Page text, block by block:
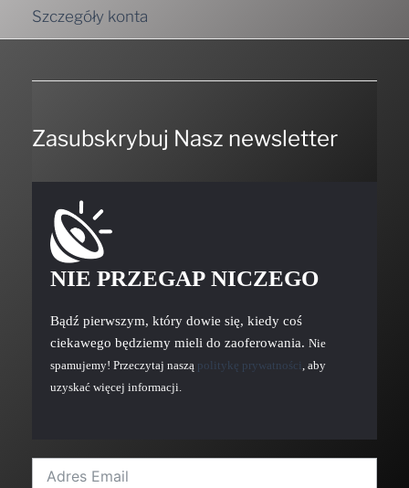
Szczegóły konta
Zasubskrybuj Nasz newsletter
NIE PRZEGAP NICZEGO
Bądź pierwszym, który dowie się, kiedy coś
ciekawego będziemy mieli do zaoferowania. Nie
spamujemy! Przeczytaj naszą politykę prywatności , aby
uzyskać więcej informacji.